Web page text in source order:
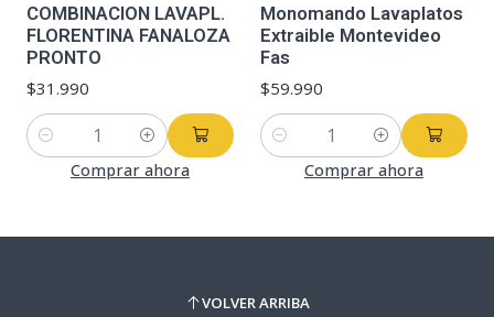
COMBINACION LAVAPL.
FLORENTINA FANALOZA
PRONTO
$31.990
Cantidad
Comprar ahora
Monomando Lavaplatos
Extraible Montevideo
Fas
$59.990
Cantidad
Comprar ahora
VOLVER ARRIBA